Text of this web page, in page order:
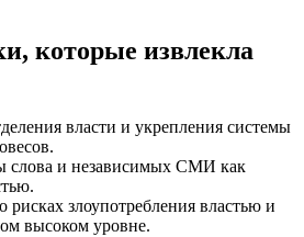
которые извлекла
власти и укрепления системы
слова и независимых СМИ как
злоупотребления властью и
высоком уровне.